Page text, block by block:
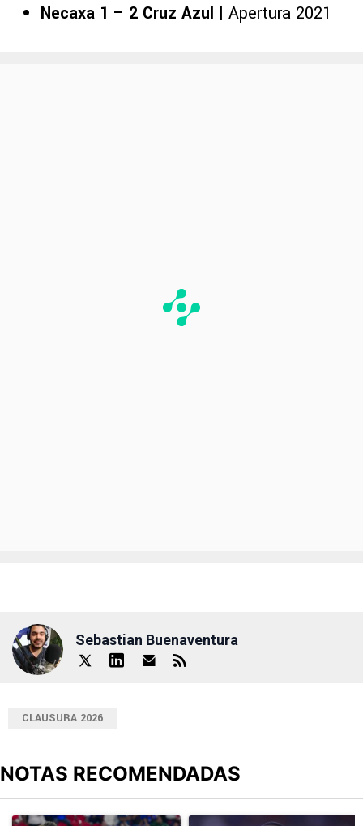
Necaxa 1 – 2 Cruz Azul | Apertura 2021
Sebastian Buenaventura
CLAUSURA 2026
NOTAS RECOMENDADAS
Un artículo de tendencia con el título "Cruz Azul 2-3 Atlante:
Un artículo de tendencia con